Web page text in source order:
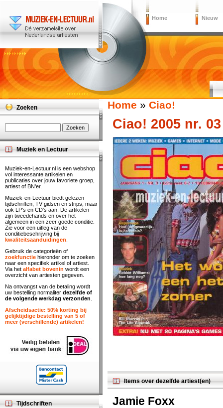
Home Nieuw
Home » Ciao!
Ciao! 2005 nr. 03
Items over dezelfde artiest(en)
Jamie Foxx
Zoeken
Muziek en Lectuur
Muziek-en-Lectuur.nl is een webshop
vol interessante artikelen en
publicaties over jouw favoriete groep,
artiest of BN'er.
Muziek-en-Lectuur biedt gelezen
tijdschriften, TV-gidsen en strips, maar
ook LP's en CD's aan. De artikelen
zijn tweedehands en over het
algemeen in een zeer goede conditie.
Zie voor een uitleg van de
conditiebeschrijving bij
kwaliteitsaanduidingen
Gebruik de categorieën of
zoekfunctie hieronder om te zoeken
naar een specifiek artikel of artiest.
Via het alfabet bovenin wordt een
overzicht van artiesten gegeven.
Na ontvangst van de betaling wordt
uw bestelling normaliter dezelfde of
de volgende werkdag verzonden
Afscheidsactie: 50% korting bij
gelijktijdige bestelling van 5 of
meer (verschillende) artikelen!
Tijdschriften